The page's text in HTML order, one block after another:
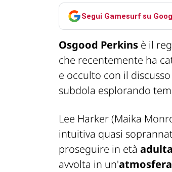
Segui Gamesurf su
Osgood Perkins è il
che recentemente ha
e occulto con il discusso
subdola esplorando
Lee Harker (Maika
intuitiva quasi
proseguire in età
avvolta in un'